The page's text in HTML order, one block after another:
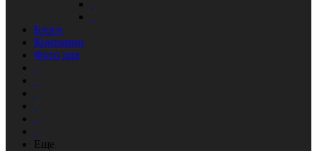
Блоги
Компании
Фото дня
Еще